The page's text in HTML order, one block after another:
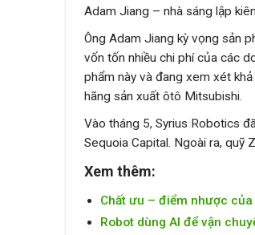
Adam Jiang – nhà sáng lập
Ông Adam Jiang kỳ vọng sản
vốn tốn nhiều chi phí của các
phẩm này và đang xem xét
hãng sản xuất ôtô Mitsubishi.
Vào tháng 5, Syrius Robotics
Sequoia Capital. Ngoài ra, quỹ
Xem thêm:
Chất ưu – điểm nhược
Robot dùng AI để vận